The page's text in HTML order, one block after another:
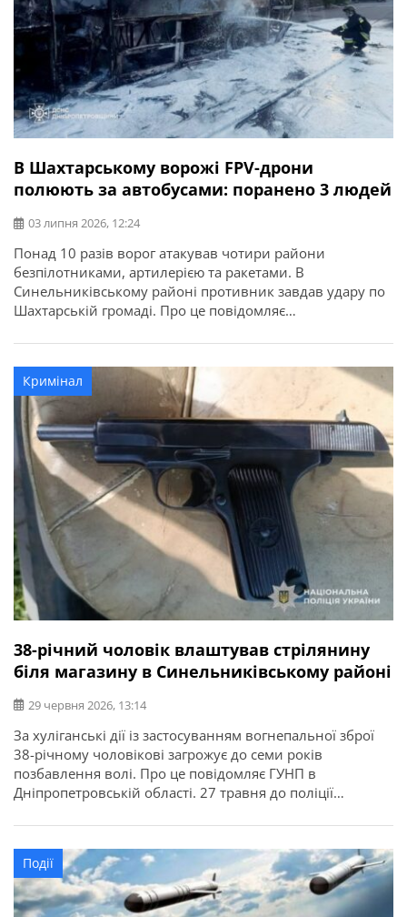
В Шахтарському ворожі FPV-дрони
полюють за автобусами: поранено 3 людей
03 липня 2026, 12:24
Понад 10 разів ворог атакував чотири райони
безпілотниками, артилерією та ракетами. В
Синельниківському районі противник завдав удару по
Шахтарській громаді. Про це повідомляє
FPV постраждали троє людей — 22-річна дівчина та
чоловіки 33 і 49 років. Їхній стан медики оцінюють як
середньої тяжкості. Пошкоджені 2 автобуси.
Кримінал
38-річний чоловік влаштував стрілянину
біля магазину в Синельниківському районі
29 червня 2026, 13:14
За хуліганські дії із застосуванням вогнепальної зброї
38-річному чоловікові загрожує до семи років
позбавлення волі. Про це повідомляє ГУНП в
Дніпропетровській області. 27 травня до поліції
паркувальному майданчику біля магазину у
Синельниківському районі. Правоохоронці
встановили, що двоє чоловіків із явними ознаками
алкогольного сп’яніння перебували в автомобілі
Daewoo Sens. Один із […]
Події